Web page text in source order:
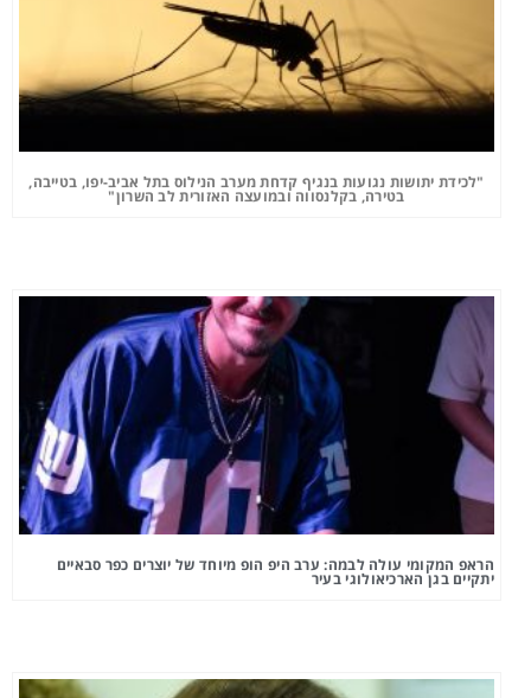
"לכידת יתושות נגועות בנגיף קדחת מערב הנילוס בתל אביב-יפו, בטייבה,
בטירה, בקלנסווה ובמועצה האזורית לב השרון"
הראפ המקומי עולה לבמה: ערב היפ הופ מיוחד של יוצרים כפר סבאיים
יתקיים בגן הארכיאולוגי בעיר